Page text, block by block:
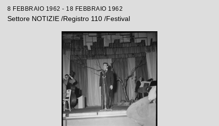
8 FEBBRAIO 1962 - 18 FEBBRAIO 1962
Settore NOTIZIE /Registro 110 /Festival